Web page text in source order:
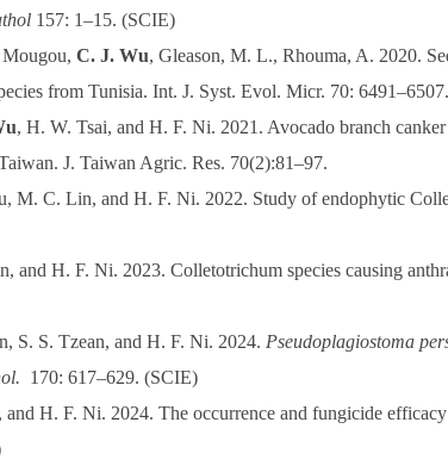
157: 1–15. (SCIE)
C. J. Wu, Gleason, M. L., Rhouma, A. 2020.
from Tunisia. Int. J. Syst. Evol. Micr. 70:
, H. W. Tsai, and H. F. Ni. 2021. Avocado branch canker
J. Taiwan Agric. Res. 70(2):81–97.
M. C. Lin, and H. F. Ni. 2022. Study of endophytic
and H. F. Ni. 2023. Colletotrichum species causing
S. S. Tzean, and H. F. Ni. 2024. Pseudoplagiostoma
170: 617–629. (SCIE)
, and H. F. Ni. 2024. The occurrence and fungicide